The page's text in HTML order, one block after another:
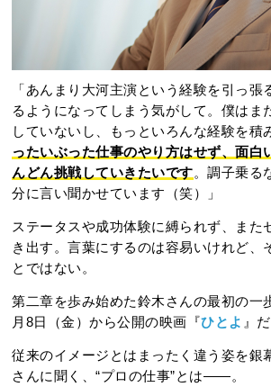
「あんまり大河主演という経験を引っ張
るようになってしまう気がして。僕はま
していないし、もっといろんな経験を積
ったいぶった仕事のやり方はせず、面白
んどん挑戦していきたいです。調子乗る
分に言い聞かせています（笑）」
ステータスや成功体験に縛られず、また
き出す。言葉にするのは容易いけれど、
とではない。
第二章を歩み始めた鈴木さんの最初の一
月8日（金）から公開の映画『ひとよ 』だ
従来のイメージとはまったく違う姿を銀
さんに聞く、“プロの仕事”とは――。